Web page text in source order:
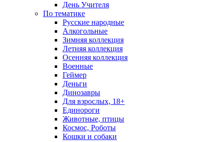
День Учителя
По тематике
Русские народные
Алкогольные
Зимняя коллекция
Летняя коллекция
Осенняя коллекция
Военные
Геймер
Деньги
Динозавры
Для взрослых, 18+
Единороги
Животные, птицы
Космос, Роботы
Кошки и собаки